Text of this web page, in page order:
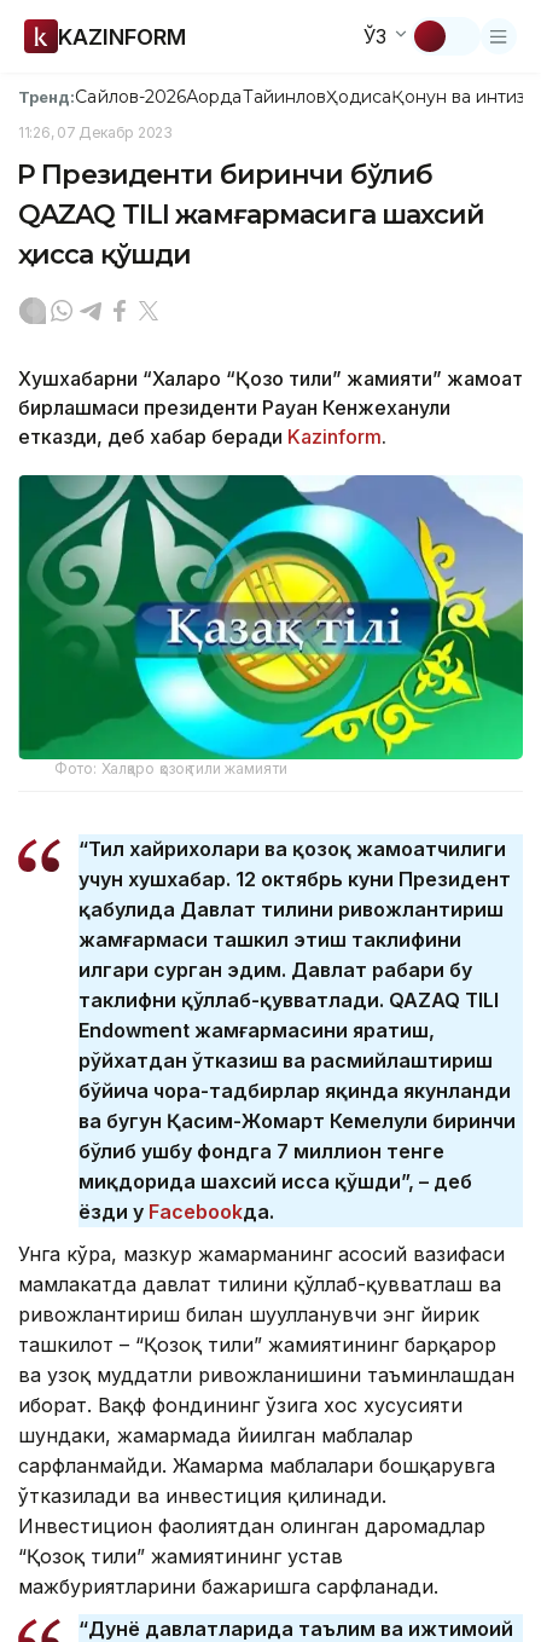
KAZINFORM ЎЗ
Тренд:Сайлов-2026АқордаТайинловҲодисаҚонун ва
11:26, 07 Декабр 2023
ҚР Президенти биринчи бўлиб
QAZAQ TILI жамғармасига шахсий
ҳисса қўшди
Хушхабарни “Халқаро “Қозоқ тили” жамияти” жамоат
бирлашмаси президенти Рауан Кенжеханули
етказди, деб хабар беради Kazinform.
Фото: Халқаро қозоқ тили жамияти
“Тил хайрихоҳлари ва қозоқ жамоатчилиги
учун хушхабар. 12 октябрь куни Президент
қабулида Давлат тилини ривожлантириш
жамғармаси ташкил этиш таклифини
илгари сурган эдим. Давлат раҳбари бу
таклифни қўллаб-қувватлади. QAZAQ TILI
Endowment жамғармасини яратиш,
рўйхатдан ўтказиш ва расмийлаштириш
бўйича чора-тадбирлар яқинда якунланди
ва бугун Қасим-Жомарт Кемелули биринчи
бўлиб ушбу фондга 7 миллион тенге
миқдорида шахсий ҳисса қўшди”, – деб
ёзди у Facebookда.
Унга кўра, мазкур жамғарманинг асосий вазифаси
мамлакатда давлат тилини қўллаб-қувватлаш ва
ривожлантириш билан шуғулланувчи энг йирик
ташкилот – “Қозоқ тили” жамиятининг барқарор
ва узоқ муддатли ривожланишини таъминлашдан
иборат. Вақф фондининг ўзига хос хусусияти
шундаки, жамғармада йиғилган маблағлар
сарфланмайди. Жамғарма маблағлари бошқарувга
ўтказилади ва инвестиция қилинади.
Инвестицион фаолиятдан олинган даромадлар
“Қозоқ тили” жамиятининг устав
мажбуриятларини бажаришга сарфланади.
“Дунё давлатларида таълим ва ижтимоий